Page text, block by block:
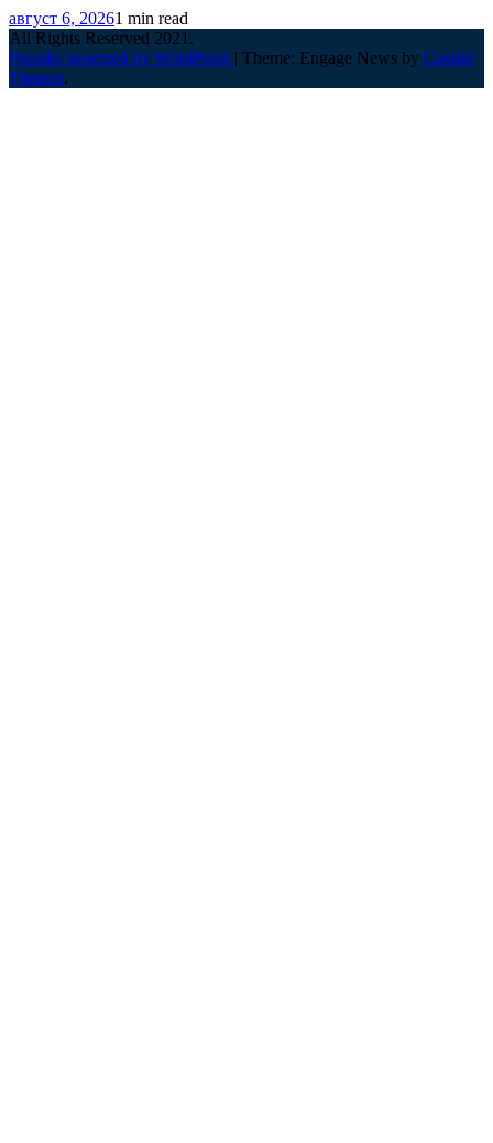
август 6, 20261 min read
All Rights Reserved 2021.
Proudly powered by WordPress | Theme: Engage News by Candid
Themes.